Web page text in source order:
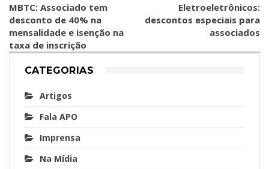
MBTC: Associado tem
desconto de 40% na
mensalidade e isenção na
taxa de inscrição
Eletroeletrônicos:
descontos especiais para
associados
CATEGORIAS
Artigos
Fala APO
Imprensa
Na Mídia